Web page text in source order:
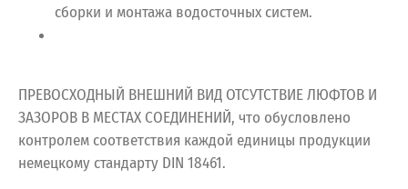
сборки и монтажа водосточных систем.
ПРЕВОСХОДНЫЙ ВНЕШНИЙ ВИД ОТСУТСТВИЕ ЛЮФТОВ И
ЗАЗОРОВ В МЕСТАХ СОЕДИНЕНИЙ, что обусловлено
контролем соответствия каждой единицы продукции
немецкому стандарту DIN 18461.